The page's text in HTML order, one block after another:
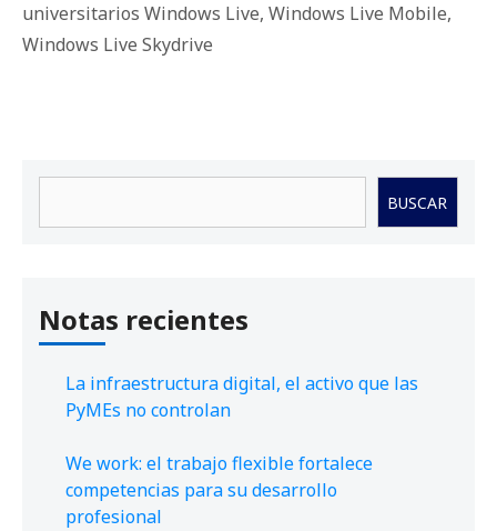
universitarios Windows Live, Windows Live Mobile,
Windows Live Skydrive
BUSCAR
Notas recientes
La infraestructura digital, el activo que las
PyMEs no controlan
We work: el trabajo flexible fortalece
competencias para su desarrollo
profesional